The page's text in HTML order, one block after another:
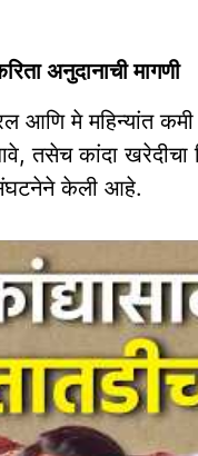
अनुदानाची मागणी
आणि मे महिन्यांत
तसेच कांदा खरेदीचा
केली आहे.